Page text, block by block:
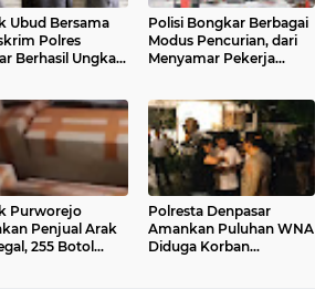
Ubud Bersama
Polres
Berhasil Ungkap
Polisi Bongkar Berbagai
Modus Pencurian, dari
Menyamar Pekerja
Purworejo
Penjual Arak
255 Botol
Polresta Denpasar
Amankan Puluhan WNA
Diduga Korban